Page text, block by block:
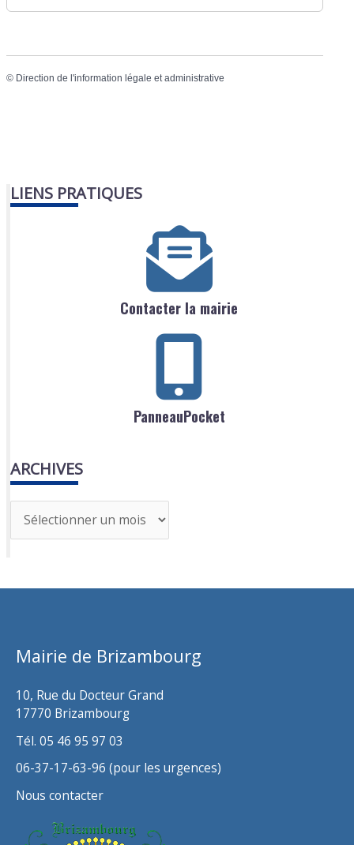
© Direction de l'information légale et administrative
LIENS PRATIQUES
Contacter la mairie
PanneauPocket
ARCHIVES
r
h
Mairie de Brizambourg
10, Rue du Docteur Grand
17770 Brizambourg
Tél. 05 46 95 97 03
06-37-17-63-96 (pour les urgences)
Nous contacter